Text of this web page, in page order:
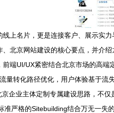
上名片，更是连接客户、展示实
北京网站建设的核心要点，并介
前端UI/UX紧密结合北京市场的高
量转化路径优化，用户体验基于
企业主体定制专属建设思路，不
严格的Sitebuilding结合万无一